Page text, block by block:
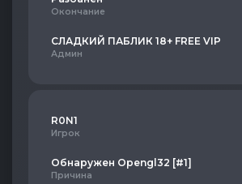
Окончание
СЛАДКИЙ ПАБЛИК 18+ FREE VIP
Админ
R0N1
Игрок
Обнаружен Opengl32 [#1]
Причина